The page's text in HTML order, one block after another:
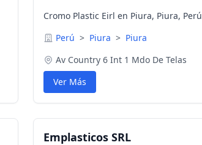
Cromo Plastic Eirl en Piura, Piura, Perú
Perú > Piura > Piura
Av Country 6 Int 1 Mdo De Telas
Ver Más
Emplasticos SRL